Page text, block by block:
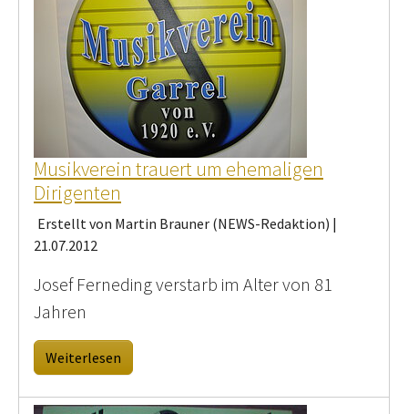
Musikverein trauert um ehemaligen
Dirigenten
Erstellt von Martin Brauner (NEWS-Redaktion) |
21.07.2012
Josef Ferneding verstarb im Alter von 81
Jahren
Weiterlesen